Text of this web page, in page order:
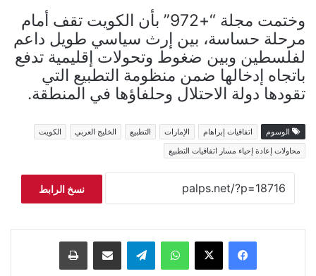
وختمت مجلة “+972” بأن الكويت تقف أمام
مرحلة حساسة، بين إرث سياسي طويل داعم
لفلسطين وبين ضغوط وتحولات إقليمية تدفع
باتجاه إدخالها ضمن منظومة التطبيع التي
تقودها دولة الاحتلال وحلفاؤها في المنطقة.
الوسوم اتفاقيات إبراهام الإمارات التطبيع الخليج العربي
الكويت
محاولات إعادة إحياء مسار اتفاقيات التطبيع
نسخ الرابط
فيسبوك ‫X واتساب تيلقرام مشاركة عبر البريد طباعة